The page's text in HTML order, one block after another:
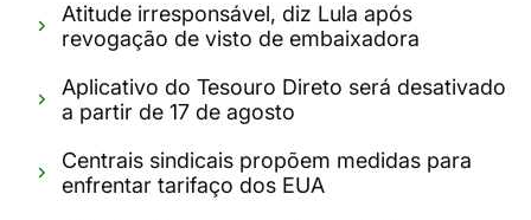
Atitude irresponsável, diz Lula após
revogação de visto de embaixadora
Aplicativo do Tesouro Direto será desativado
a partir de 17 de agosto
Centrais sindicais propõem medidas para
enfrentar tarifaço dos EUA